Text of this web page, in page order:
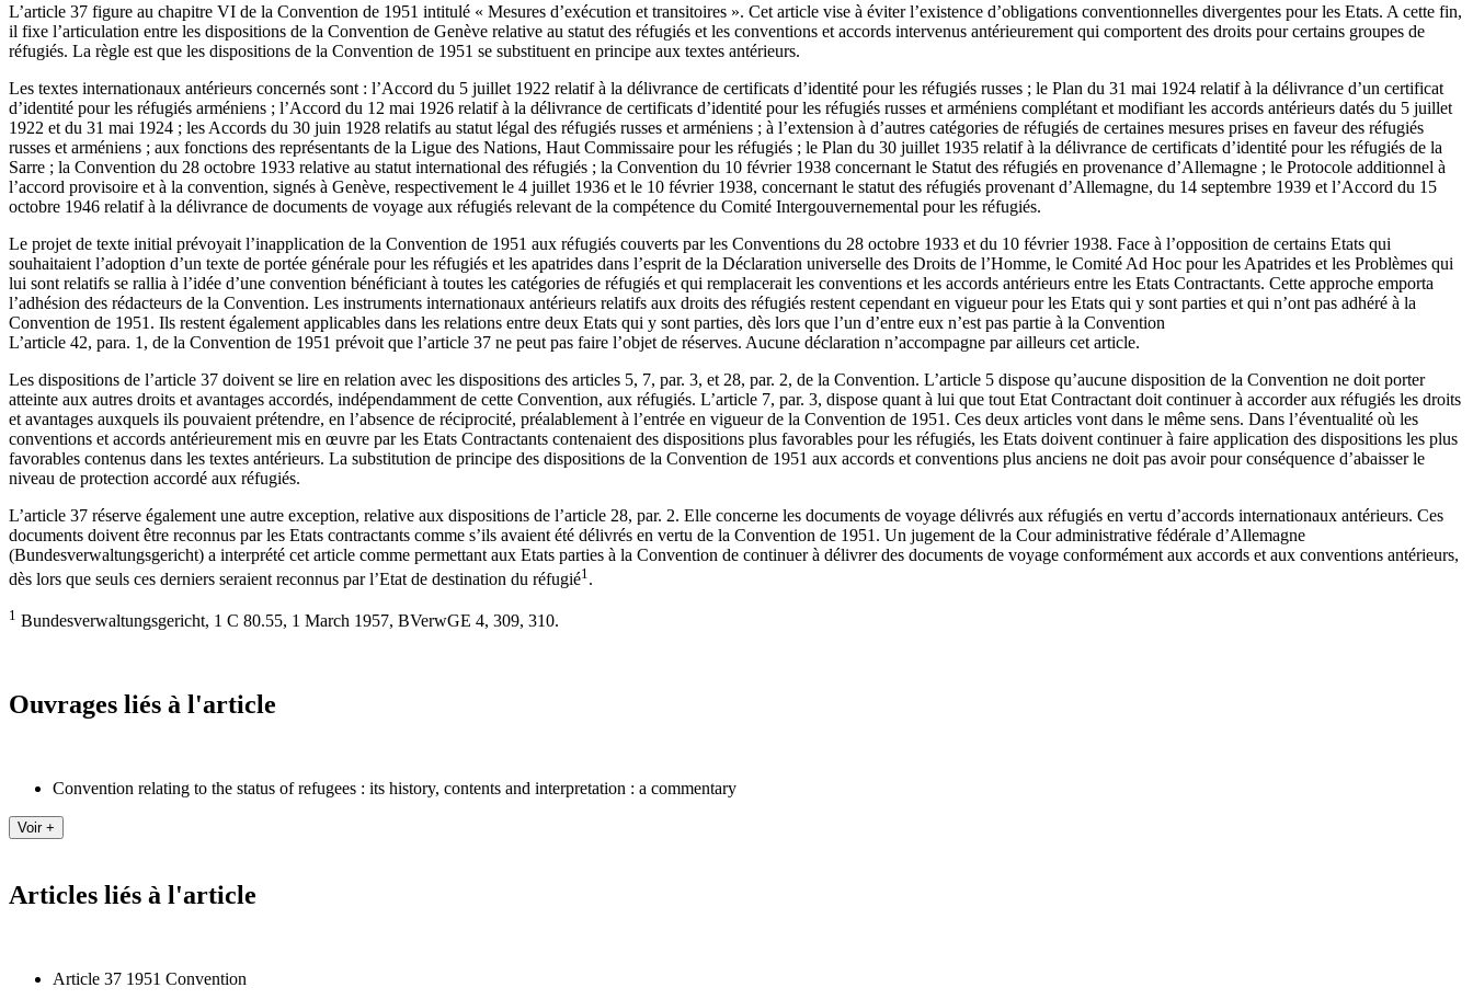
L’article 37 figure au chapitre VI de la Convention de 1951 intitulé « Mesures d’exécution et transitoires ». Cet article vise à éviter l’existence d’obligations conventionnelles divergentes pour les Etats. A cette fin,
il fixe l’articulation entre les dispositions de la Convention de Genève relative au statut des réfugiés et les conventions et accords intervenus antérieurement qui comportent des droits pour certains groupes de
réfugiés. La règle est que les dispositions de la Convention de 1951 se substituent en principe aux textes antérieurs.
Les textes internationaux antérieurs concernés sont : l’Accord du 5 juillet 1922 relatif à la délivrance de certificats d’identité pour les réfugiés russes ; le Plan du 31 mai 1924 relatif à la délivrance d’un certificat
d’identité pour les réfugiés arméniens ; l’Accord du 12 mai 1926 relatif à la délivrance de certificats d’identité pour les réfugiés russes et arméniens complétant et modifiant les accords antérieurs datés du 5 juillet
1922 et du 31 mai 1924 ; les Accords du 30 juin 1928 relatifs au statut légal des réfugiés russes et arméniens ; à l’extension à d’autres catégories de réfugiés de certaines mesures prises en faveur des réfugiés
russes et arméniens ; aux fonctions des représentants de la Ligue des Nations, Haut Commissaire pour les réfugiés ; le Plan du 30 juillet 1935 relatif à la délivrance de certificats d’identité pour les réfugiés de la
Sarre ; la Convention du 28 octobre 1933 relative au statut international des réfugiés ; la Convention du 10 février 1938 concernant le Statut des réfugiés en provenance d’Allemagne ; le Protocole additionnel à
l’accord provisoire et à la convention, signés à Genève, respectivement le 4 juillet 1936 et le 10 février 1938, concernant le statut des réfugiés provenant d’Allemagne, du 14 septembre 1939 et l’Accord du 15
octobre 1946 relatif à la délivrance de documents de voyage aux réfugiés relevant de la compétence du Comité Intergouvernemental pour les réfugiés.
Le projet de texte initial prévoyait l’inapplication de la Convention de 1951 aux réfugiés couverts par les Conventions du 28 octobre 1933 et du 10 février 1938. Face à l’opposition de certains Etats qui
souhaitaient l’adoption d’un texte de portée générale pour les réfugiés et les apatrides dans l’esprit de la Déclaration universelle des Droits de l’Homme, le Comité Ad Hoc pour les Apatrides et les Problèmes qui
lui sont relatifs se rallia à l’idée d’une convention bénéficiant à toutes les catégories de réfugiés et qui remplacerait les conventions et les accords antérieurs entre les Etats Contractants. Cette approche emporta
l’adhésion des rédacteurs de la Convention. Les instruments internationaux antérieurs relatifs aux droits des réfugiés restent cependant en vigueur pour les Etats qui y sont parties et qui n’ont pas adhéré à la
Convention de 1951. Ils restent également applicables dans les relations entre deux Etats qui y sont parties, dès lors que l’un d’entre eux n’est pas partie à la Convention
L’article 42, para. 1, de la Convention de 1951 prévoit que l’article 37 ne peut pas faire l’objet de réserves. Aucune déclaration n’accompagne par ailleurs cet article.
Les dispositions de l’article 37 doivent se lire en relation avec les dispositions des articles 5, 7, par. 3, et 28, par. 2, de la Convention. L’article 5 dispose qu’aucune disposition de la Convention ne doit porter
atteinte aux autres droits et avantages accordés, indépendamment de cette Convention, aux réfugiés. L’article 7, par. 3, dispose quant à lui que tout Etat Contractant doit continuer à accorder aux réfugiés les droits
et avantages auxquels ils pouvaient prétendre, en l’absence de réciprocité, préalablement à l’entrée en vigueur de la Convention de 1951. Ces deux articles vont dans le même sens. Dans l’éventualité où les
conventions et accords antérieurement mis en œuvre par les Etats Contractants contenaient des dispositions plus favorables pour les réfugiés, les Etats doivent continuer à faire application des dispositions les plus
favorables contenus dans les textes antérieurs. La substitution de principe des dispositions de la Convention de 1951 aux accords et conventions plus anciens ne doit pas avoir pour conséquence d’abaisser le
niveau de protection accordé aux réfugiés.
L’article 37 réserve également une autre exception, relative aux dispositions de l’article 28, par. 2. Elle concerne les documents de voyage délivrés aux réfugiés en vertu d’accords internationaux antérieurs. Ces
documents doivent être reconnus par les Etats contractants comme s’ils avaient été délivrés en vertu de la Convention de 1951. Un jugement de la Cour administrative fédérale d’Allemagne
(Bundesverwaltungsgericht) a interprété cet article comme permettant aux Etats parties à la Convention de continuer à délivrer des documents de voyage conformément aux accords et aux conventions antérieurs,
dès lors que seuls ces derniers seraient reconnus par l’Etat de destination du réfugié1 .
1 Bundesverwaltungsgericht, 1 C 80.55, 1 March 1957, BVerwGE 4, 309, 310.
Ouvrages liés à l'article
Convention relating to the status of refugees : its history, contents and interpretation : a commentary
Articles liés à l'article
Article 37 1951 Convention